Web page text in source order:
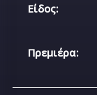
Είδος:
Πρεμιέρα: